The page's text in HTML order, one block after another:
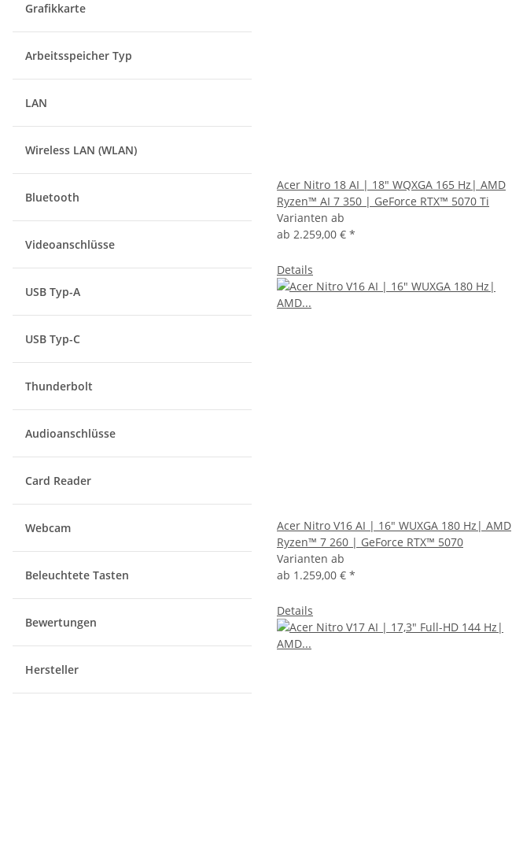
Acer Nitro 18 AI | 18" WQXGA 165 Hz| AMD
Ryzen™ AI 7 350 | GeForce RTX™ 5070 Ti
Varianten ab
ab 2.259,00 € *
Details
Acer Nitro V16 AI | 16" WUXGA 180 Hz| AMD
Ryzen™ 7 260 | GeForce RTX™ 5070
Varianten ab
ab 1.259,00 € *
Details
Grafikkarte
Arbeitsspeicher Typ
LAN
Wireless LAN (WLAN)
Bluetooth
Videoanschlüsse
USB Typ-A
USB Typ-C
Thunderbolt
Audioanschlüsse
Card Reader
Webcam
Beleuchtete Tasten
Bewertungen
Hersteller